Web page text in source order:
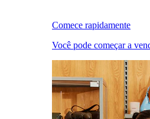
Comece rapidamente
Você pode começar a